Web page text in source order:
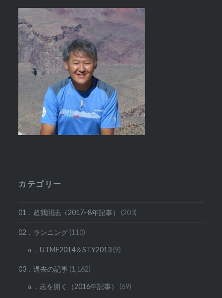
カテゴリー
01．超我開志（2017~8年記事） (203)
02．ランニング (110)
ａ．UTMF2014＆STY2013 (9)
03．過去の記事 (1,162)
ａ．志を開く（2016年記事）
(69)